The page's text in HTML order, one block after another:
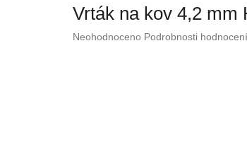
Vrták na kov 4,2 mm
Průměrné
Neohodnoceno Podrobnosti hodnocení